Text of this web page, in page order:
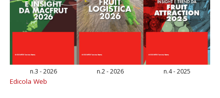
n.3 - 2026 n.2 - 2026 n.4 - 2025
Edicola Web